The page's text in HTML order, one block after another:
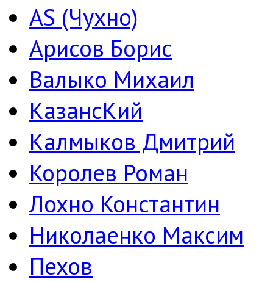
AS (Чухно)
Арисов Борис
Валыко Михаил
КазансКий
Калмыков Дмитрий
Королев Роман
Лохно Константин
Николаенко Максим
Пехов